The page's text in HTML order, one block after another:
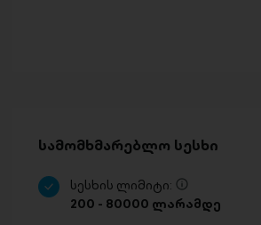
სამომხმარებლო სესხი
სესხის ლიმიტი:
200 - 80000 ლარამდე